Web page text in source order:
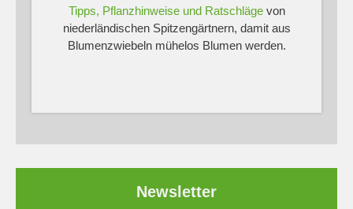
Tipps, Pflanzhinweise und Ratschlägevon
niederländischen Spitzengärtnern, damit aus
Blumenzwiebeln mühelos Blumen werden.
Newsletter